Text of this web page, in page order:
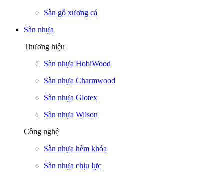
Sàn gỗ xương cá
Sàn nhựa
Thương hiệu
Sàn nhựa HobiWood
Sàn nhựa Charmwood
Sàn nhựa Glotex
Sàn nhựa Wilson
Công nghệ
Sàn nhựa hèm khóa
Sàn nhựa chịu lực